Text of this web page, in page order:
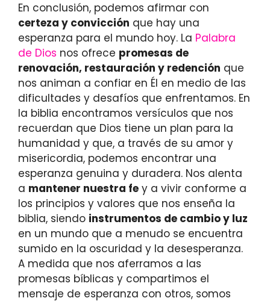
En conclusión, podemos afirmar con
certeza y convicción que hay una
esperanza para el mundo hoy. La Palabra
de Dios nos ofrece promesas de
renovación, restauración y redención que
nos animan a confiar en Él en medio de las
dificultades y desafíos que enfrentamos. En
la biblia encontramos versículos que nos
recuerdan que Dios tiene un plan para la
humanidad y que, a través de su amor y
misericordia, podemos encontrar una
esperanza genuina y duradera. Nos alenta
a mantener nuestra fe y a vivir conforme a
los principios y valores que nos enseña la
biblia, siendo instrumentos de cambio y luz
en un mundo que a menudo se encuentra
sumido en la oscuridad y la desesperanza.
A medida que nos aferramos a las
promesas bíblicas y compartimos el
mensaje de esperanza con otros, somos